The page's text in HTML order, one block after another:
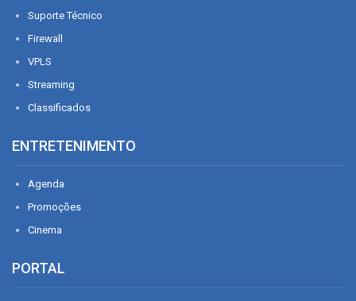
Suporte Técnico
Firewall
VPLS
Streaming
Classificados
ENTRETENIMENTO
Agenda
Promoções
Cinema
PORTAL